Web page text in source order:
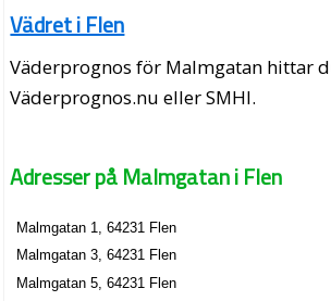
Vädret i Flen
Väderprognos för Malmgatan hittar
Väderprognos.nu eller SMHI.
Adresser på Malmgatan i Flen
Malmgatan 1, 64231 Flen
Malmgatan 3, 64231 Flen
Malmgatan 5, 64231 Flen